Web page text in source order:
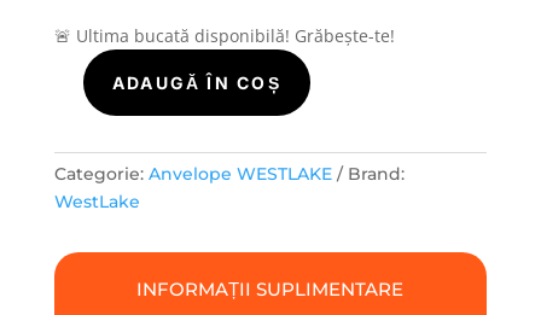
fost:
179.46 lei.166.90 lei.
🚨 Ultima bucată disponibilă! Grăbește-te!
Cantitate
WestLake
ZUPERECO
Z-
107
79T
ADAUGĂ ÎN COȘ
Categorie: Anvelope WESTLAKE
Brand:
WestLake
INFORMAȚII SUPLIMENTARE